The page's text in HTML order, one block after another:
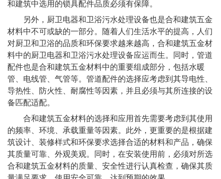
和建筑中选用的锁具配件品质必须有保障。
另外，厨卫电器和卫浴污水处理设备也是合和建筑五金
材料中不可或缺的一部分。随着人们生活水平的提高，人们
对厨卫和卫浴的品质和环保要求越来越高，合和建筑五金材
料中的厨卫电器和卫浴污水处理设备应运而生。同时，管道
配件也是合和建筑五金材料中的重要组成部分，包括水暖
管、电线管、气管等。管道配件的选择应考虑到其导电性、
导热性、防火性、耐腐性等因素，并且必须与其所连接的设
备匹配适配。
合和建筑五金材料的选择和应用首先需要考虑到其使用
的频率、环境、承载重量等因素。此外，更重要的是根据建
筑设计、装修样式和环保要求选择合适的材料和产品，确保
其质量可靠、外观美观。同时，在安装使用前，必须对所选
合和建筑五金材料的质量、安全性进行认真检查，确保其质